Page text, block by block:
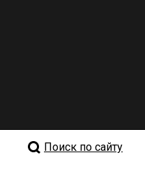
Поиск по сайту